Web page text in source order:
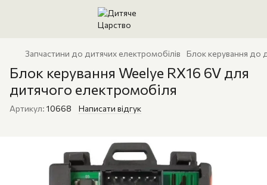
Запчастини до дитячих електромобілів Блок керування до
Блок керування Weelye RX16 6V для
дитячого електромобіля
Артикул: 10668 Написати відгук